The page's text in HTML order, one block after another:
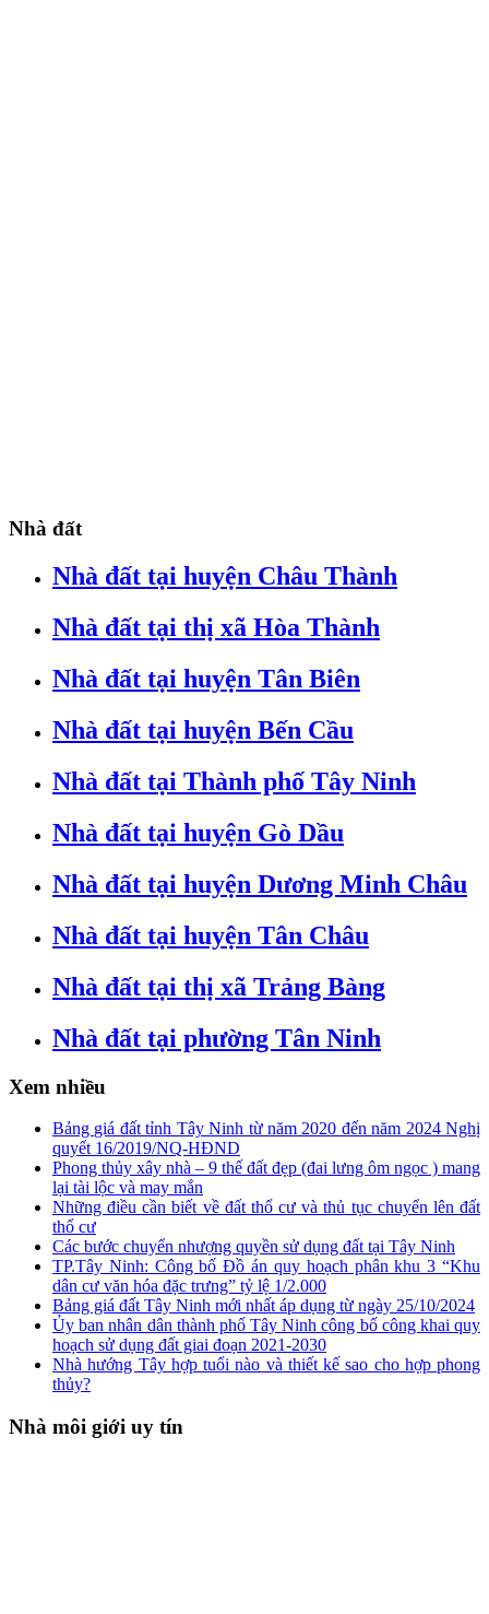
Nhà đất
Nhà đất tại huyện Châu Thành
Nhà đất tại thị xã Hòa Thành
Nhà đất tại huyện Tân Biên
Nhà đất tại huyện Bến Cầu
Nhà đất tại Thành phố Tây Ninh
Nhà đất tại huyện Gò Dầu
Nhà đất tại huyện Dương Minh Châu
Nhà đất tại huyện Tân Châu
Nhà đất tại thị xã Trảng Bàng
Nhà đất tại phường Tân Ninh
Xem nhiều
Bảng giá đất tỉnh Tây Ninh từ năm 2020 đến năm 2024 Nghị
quyết 16/2019/NQ-HĐND
Phong thủy xây nhà – 9 thế đất đẹp (đai lưng ôm ngọc ) mang
lại tài lộc và may mắn
Những điều cần biết về đất thổ cư và thủ tục chuyển lên đất
thổ cư
Các bước chuyển nhượng quyền sử dụng đất tại Tây Ninh
TP.Tây Ninh: Công bố Đồ án quy hoạch phân khu 3 “Khu
dân cư văn hóa đặc trưng” tỷ lệ 1/2.000
Bảng giá đất Tây Ninh mới nhất áp dụng từ ngày 25/10/2024
Ủy ban nhân dân thành phố Tây Ninh công bố công khai quy
hoạch sử dụng đất giai đoạn 2021-2030
Nhà hướng Tây hợp tuổi nào và thiết kế sao cho hợp phong
thủy?
Nhà môi giới uy tín